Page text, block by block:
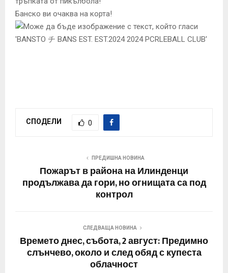
Банско ви очаква на корта!
СПОДЕЛИ 0
ПРЕДИШНА НОВИНА
Пожарът в района на Илинденци
продължава да гори, но огнищата са под
контрол
СЛЕДВАЩА НОВИНА
Времето днес, събота, 2 август: Предимно
слънчево, около и след обяд с купеста
облачност